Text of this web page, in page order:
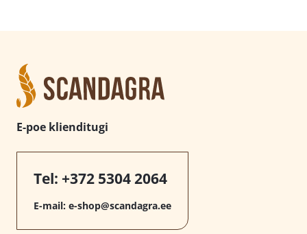
E-poe klienditugi
Tel: +372 5304 2064
E-mail: e-shop@scandagra.ee